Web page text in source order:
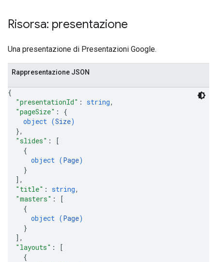
Risorsa: presentazione
Una presentazione di Presentazioni Google.
Rappresentazione JSON
{
"presentationId" : string,
"pageSize" : {
object (Size)
},
"slides" :
[
{
object (Page)
}
] ,
"title" : string,
"masters" :
[
{
object (Page)
}
] ,
"layouts" :
[
{